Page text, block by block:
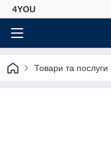
4YOU
Товари та послуги